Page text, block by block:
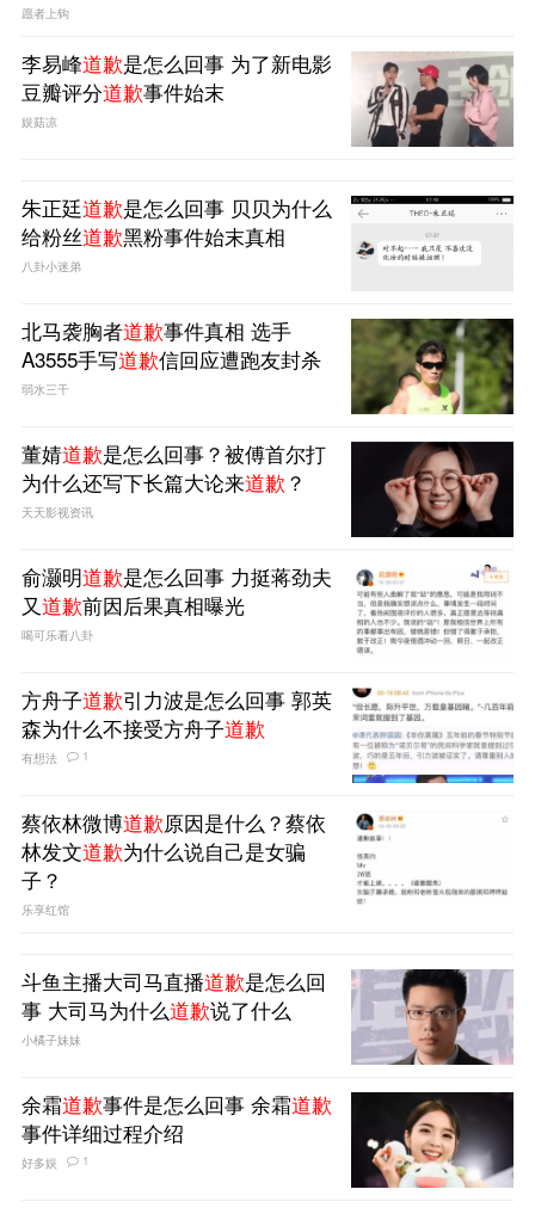
愿者上钩
李易峰道歉是怎么回事 为了新电影
豆瓣评分道歉事件始末
娱菇凉
朱正廷道歉是怎么回事 贝贝为什么
给粉丝道歉黑粉事件始末真相
八卦小迷弟
北马袭胸者道歉事件真相 选手
A3555手写道歉信回应遭跑友封杀
弱水三千
董婧道歉是怎么回事？被傅首尔打
为什么还写下长篇大论来道歉 ？
天天影视资讯
俞灏明道歉是怎么回事 力挺蒋劲夫
又道歉前因后果真相曝光
喝可乐看八卦
方舟子道歉引力波是怎么回事 郭英
森为什么不接受方舟子道歉
有想法 1
蔡依林微博道歉原因是什么？蔡依
林发文道歉为什么说自己是女骗
子？
乐享红馆
斗鱼主播大司马直播道歉是怎么回
事 大司马为什么道歉说了什么
小橘子妹妹
余霜道歉事件是怎么回事 余霜道歉
事件详细过程介绍
好多娱 1